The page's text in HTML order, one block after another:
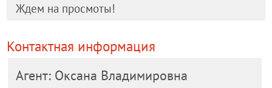
Ждем на просмоты!
Контактная информация
Агент: Оксана Владимировна